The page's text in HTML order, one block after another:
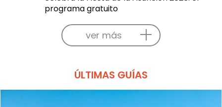
programa gratuito
ver más
ÚLTIMAS GUÍAS